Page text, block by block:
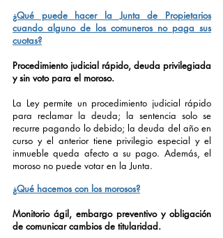
¿Qué puede hacer la Junta de Propietarios
cuando alguno de los comuneros no paga sus
cuotas?
Procedimiento judicial rápido, deuda privilegiada
y sin voto para el moroso.
La Ley permite un procedimiento judicial rápido
para reclamar la deuda; la sentencia solo se
recurre pagando lo debido; la deuda del año en
curso y el anterior tiene privilegio especial y el
inmueble queda afecto a su pago. Además, el
moroso no puede votar en la Junta.
¿Qué hacemos con los morosos?
Monitorio ágil, embargo preventivo y obligación
de comunicar cambios de titularidad.